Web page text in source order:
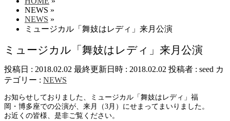
NEWS »
NEWS »
ミュージカル「舞妓はレディ」来月公演
ミュージカル「舞妓はレディ」来月公演
投稿日 : 2018.02.02 最終更新日時 : 2018.02.02 投稿者 : seed カ
テゴリー : NEWS
お知らせしておりました、ミュージカル「舞妓はレディ」福
岡・博多座での公演が、来月（3月）にせまってまいりました。
お近くの皆様、是非ご覧ください。